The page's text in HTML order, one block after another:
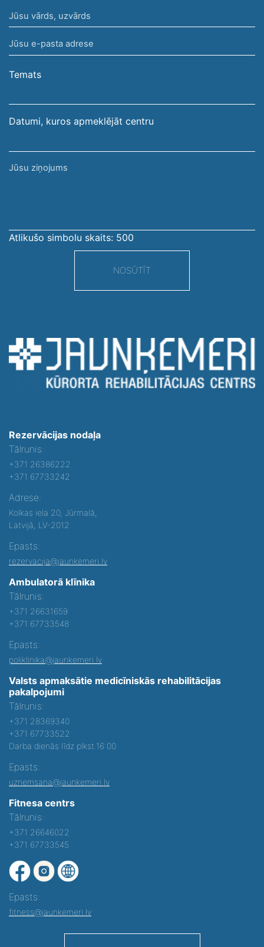
Jūsu
vārds,
uzvārds
Jūsu
e-
pasta
Temats
Datumi, kuros apmeklējāt centru
Jūsu
Atlikušo simbolu skaits: 500
NOSŪTĪT
Rezervācijas nodaļa
Tālrunis:
+371 26386222
+371 67733242
Adrese:
Kolkas iela 20, Jūrmalā,
Latvijā, LV-2012
Epasts:
rezervacija@jaunkemeri.lv
Ambulatorā klīnika
Tālrunis:
+371 26631659
+371 67733548
Epasts:
poliklinika@jaunkemeri.lv
Valsts apmaksātie medicīniskās rehabilitācijas
pakalpojumi
Tālrunis:
+371 28369340
+371 67733522
Darba dienās līdz plkst.16:00
Epasts:
uznemsana@jaunkemeri.lv
Fitnesa centrs
Tālrunis:
+371 26646022
+371 67733545
Epasts:
fitness@jaunkemeri.lv